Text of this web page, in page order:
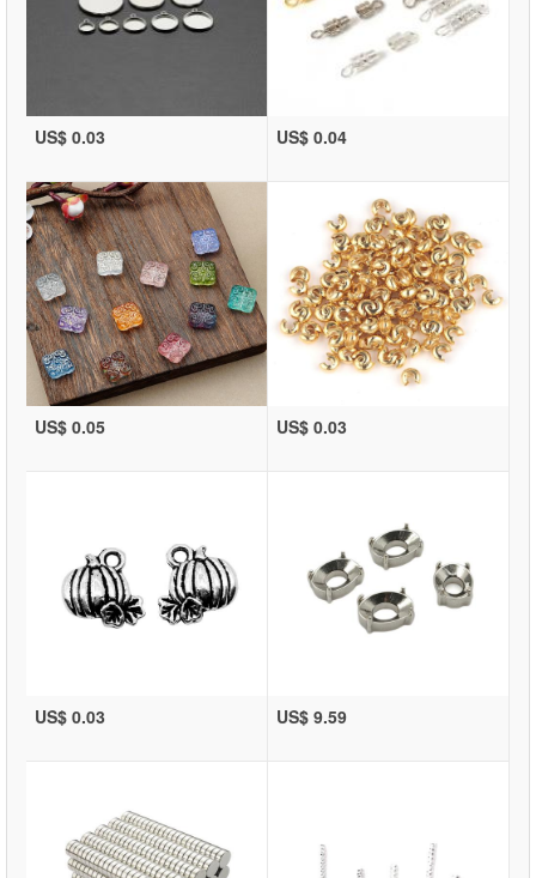
US$ 0.03 US$ 0.04
US$ 0.05 US$ 0.03
US$ 0.03 US$ 9.59